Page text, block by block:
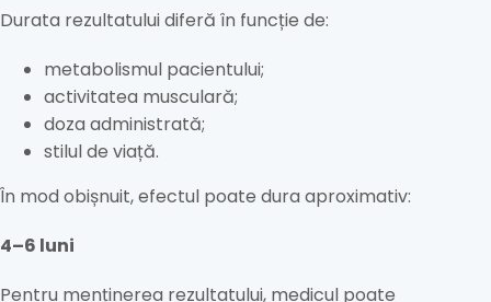
Durata rezultatului diferă în funcție de:
metabolismul pacientului;
activitatea musculară;
doza administrată;
stilul de viață.
În mod obișnuit, efectul poate dura aproximativ:
4–6 luni
Pentru menținerea rezultatului, medicul poate